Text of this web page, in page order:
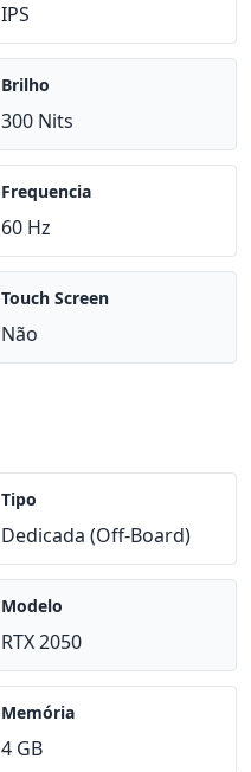
IPS
Brilho
300 Nits
Frequencia
60 Hz
Touch Screen
Não
Tipo
Dedicada (Off-Board)
Modelo
RTX 2050
Memória
4 GB